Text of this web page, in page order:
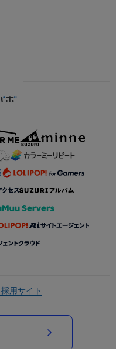
採用サイト